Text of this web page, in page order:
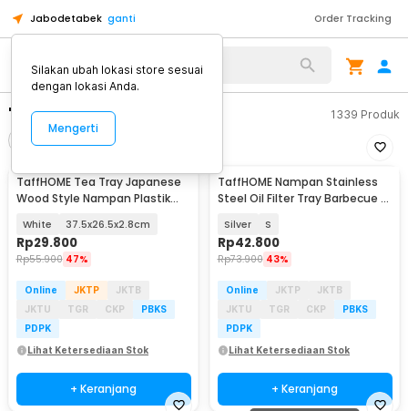
Jabodetabek ganti Order Tracking
"tray taffhome" 1339 Produk
Urutkan
TaffHOME Tea Tray Japanese
Wood Style Nampan Plastik
White 37.5x26.5x2.8cm
Rp29.800
Rp55.900 47%
Online JKTP
JKTB
JKTU
TGR CKP
PBKS
PDPK
Lihat Ketersediaan Stok
+ Keranjang
TaffHOME Nampan Stainless
Steel Oil Filter Tray Barbecue -
Silver S
Rp42.800
Rp73.900 43%
Online JKTP
JKTB
JKTU
TGR CKP
PBKS
PDPK
Lihat Ketersediaan Stok
+ Keranjang
Silakan ubah lokasi store sesuai
dengan lokasi Anda.
Mengerti